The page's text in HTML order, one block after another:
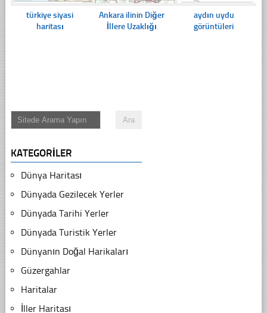
türkiye siyasi
haritası
Ankara ilinin Diğer
İllere Uzaklığı
aydın uydu
görüntüleri
KATEGORILER
Dünya Haritası
Dünyada Gezilecek Yerler
Dünyada Tarihi Yerler
Dünyada Turistik Yerler
Dünyanın Doğal Harikaları
Güzergahlar
Haritalar
İller Haritası